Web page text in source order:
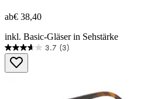
ab€ 38,40
inkl. Basic-Gläser in Sehstärke
3.7 (3)
3.7
von
5